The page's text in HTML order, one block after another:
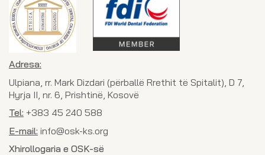
Adresa:
Ulpiana, rr. Mark Dizdari (përballë Rrethit të Spitalit), D 7,
Hyrja II, nr. 6, Prishtinë, Kosovë
Tel: +383 45 240 588
E-mail: info@osk-ks.org
Xhirollogaria e OSK-së